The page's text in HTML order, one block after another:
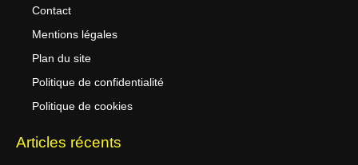
Contact
Mentions légales
Plan du site
Politique de confidentialité
Politique de cookies
Articles récents